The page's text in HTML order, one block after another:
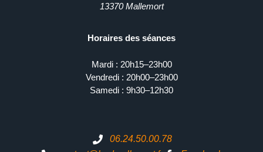
13370 Mallemort
Horaires des séances
Mardi : 20h15–23h00
Vendredi : 20h00–23h00
Samedi : 9h30–12h30
06.24.50.00.78